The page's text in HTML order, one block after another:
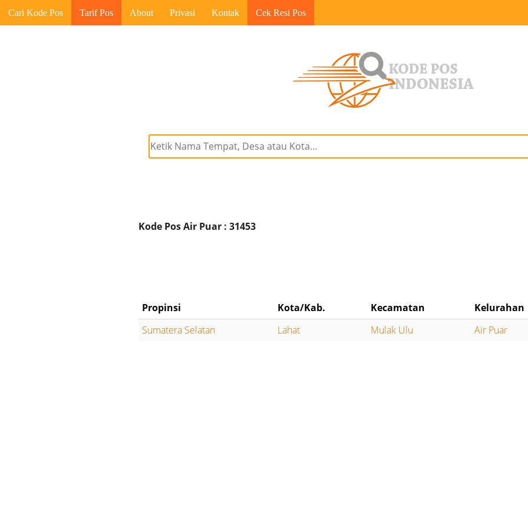
Cari Kode Pos Tarif Pos About Privasi Kontak Cek Resi Pos
Kode Pos Air Puar : 31453
Propinsi Kota/Kab. Kecamatan
Kelurahan
Sumatera Selatan
Lahat Mulak Ulu Air Puar